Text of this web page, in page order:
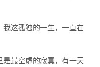
这孤独的一生，一直在
最空虚的寂寞，有一天